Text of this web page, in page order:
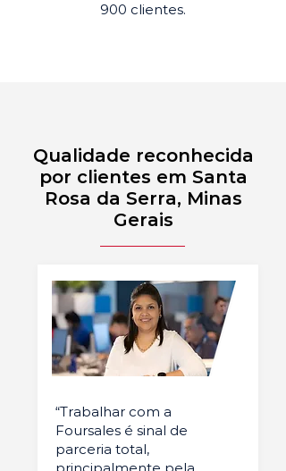
900 clientes.
Qualidade reconhecida
por clientes em Santa
Rosa da Serra, Minas
Gerais
“Trabalhar com a
Foursales é sinal de
parceria total,